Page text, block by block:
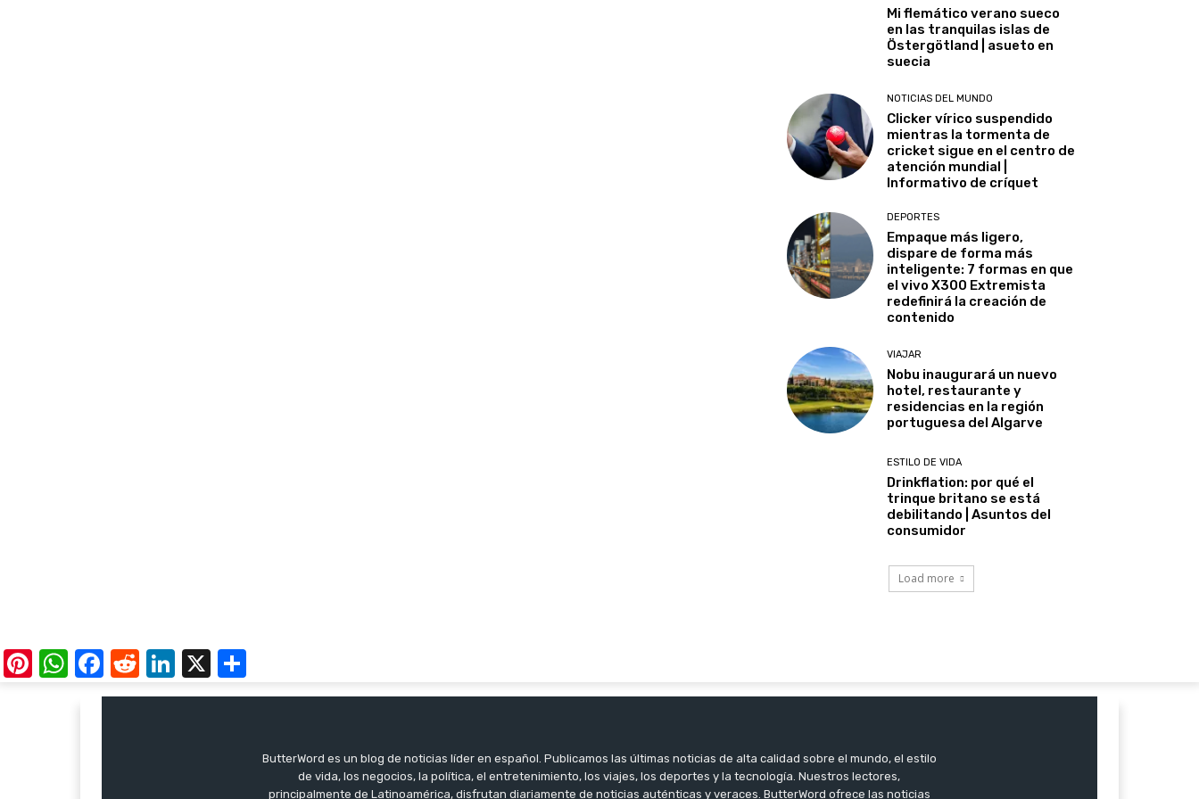
Mi flemático verano sueco
en las tranquilas islas de
Östergötland | asueto en
suecia
NOTICIAS DEL MUNDO
Clicker vírico suspendido
mientras la tormenta de
cricket sigue en el centro de
atención mundial |
Informativo de críquet
DEPORTES
Empaque más ligero,
dispare de forma más
inteligente: 7 formas en que
el vivo X300 Extremista
redefinirá la creación de
contenido
VIAJAR
Nobu inaugurará un nuevo
hotel, restaurante y
residencias en la región
portuguesa del Algarve
ESTILO DE VIDA
Drinkflation: por qué el
trinque britano se está
debilitando | Asuntos del
consumidor
Load more
Pinterest
WhatsApp
Facebook
RedditLinkedIn
X
ButterWord es un blog de noticias líder en español. Publicamos las últimas noticias de alta calidad sobre el mundo, el estilo
de vida, los negocios, la política, el entretenimiento, los viajes, los deportes y la tecnología. Nuestros lectores,
principalmente de Latinoamérica, disfrutan diariamente de noticias auténticas y veraces. ButterWord ofrece las noticias